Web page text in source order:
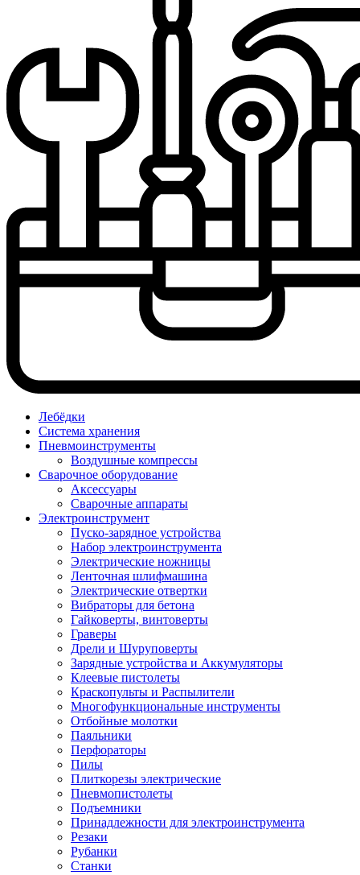
Лебёдки
Система хранения
Пневмоинструменты
Воздушные компрессы
Сварочное оборудование
Аксессуары
Сварочные аппараты
Электроинструмент
Пуско-зарядное устройства
Набор электроинструмента
Электрические ножницы
Ленточная шлифмашина
Электрические отвертки
Вибраторы для бетона
Гайковерты, винтоверты
Граверы
Дрели и Шуруповерты
Зарядные устройства и Аккумуляторы
Клеевые пистолеты
Краскопульты и Распылители
Многофункциональные инструменты
Отбойные молотки
Паяльники
Перфораторы
Пилы
Плиткорезы электрические
Пневмопистолеты
Подъемники
Принадлежности для электроинструмента
Резаки
Рубанки
Станки